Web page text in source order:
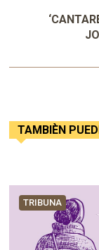
TAMBIÈN
TRIBUNA